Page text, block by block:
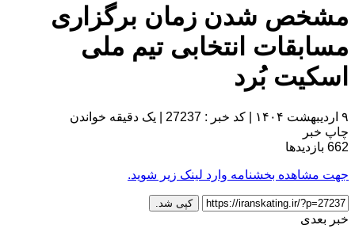
مشخص شدن زمان برگزاری
مسابقات انتخابی تیم ملی
اسکیت بُرد
۹ اردیبهشت ۱۴۰۴ کد خبر : 27237
یک دقیقه خواندن
چاپ خبر
662 بازدیدها
جهت مشاهده بخشنامه وارد لینک زیر شوید.
کپی شد.
خبر بعدی